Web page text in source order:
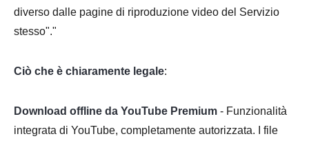
diverso dalle pagine di riproduzione video del Servizio
stesso"."
Ciò che è chiaramente legale:
Download offline da YouTube Premium - Funzionalità
integrata di YouTube, completamente autorizzata. I file